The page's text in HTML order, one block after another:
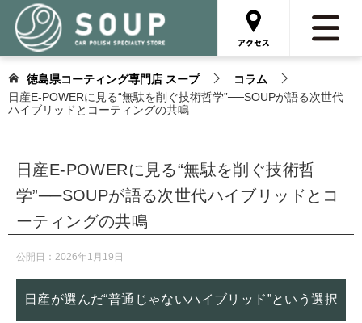
徳島県コーティング専門店 スープ
コラム
日産E-POWERに見る“無駄を削ぐ技術哲学”──SOUPが語る次世代
ハイブリッドとコーティングの共鳴
日産E-POWERに見る“無駄を削ぐ技術哲
学”──SOUPが語る次世代ハイブリッドとコ
ーティングの共鳴
公開日： 2026年1月19日
日産が選んだ“普通じゃないハイブリッド”という選択